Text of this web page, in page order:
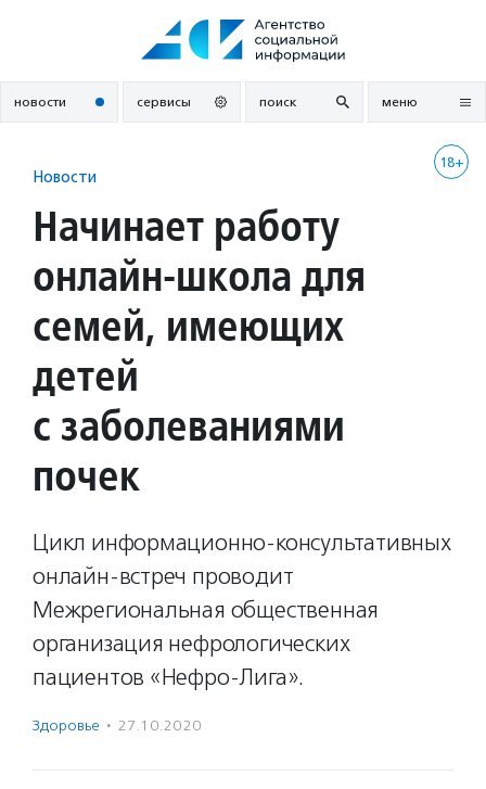
новости сервисы поиск меню
18+
Новости
Начинает работу
онлайн-школа для
семей, имеющих
детей
с заболеваниями
почек
Цикл информационно-консультативных
онлайн-встреч проводит
Межрегиональная общественная
организация нефрологических
пациентов «Нефро-Лига».
Здоровье · 27.10.2020